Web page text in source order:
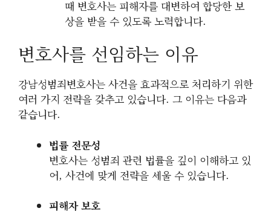
때 변호사는 피해자를 대변하여 합당한 보
상을 받을 수 있도록 노력합니다.
변호사를 선임하는 이유
강남성범죄변호사는 사건을 효과적으로 처리하기 위한
여러 가지 전략을 갖추고 있습니다. 그 이유는 다음과
같습니다.
법률 전문성
변호사는 성범죄 관련 법률을 깊이 이해하고 있
어, 사건에 맞게 전략을 세울 수 있습니다.
피해자 보호